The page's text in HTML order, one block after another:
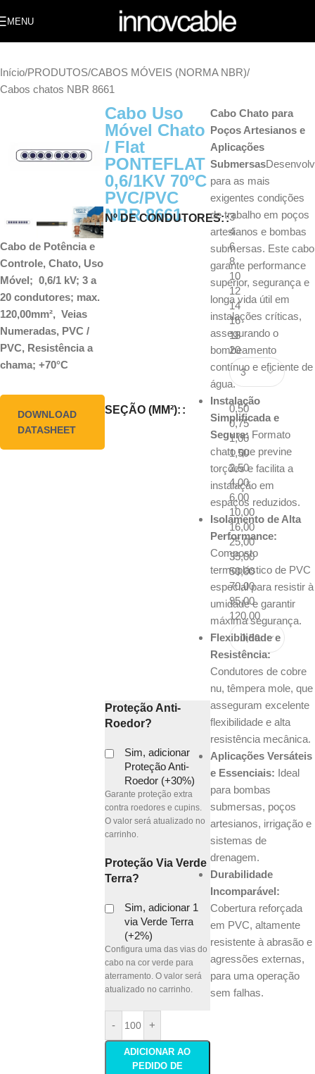
MENU
Início/PRODUTOS/CABOS MÓVEIS (NORMA NBR)/
Cabos chatos NBR 8661
Cabo de Potência e
Controle, Chato, Uso
Móvel; 0,6/1 kV; 3 a
20 condutores; max.
120,00mm², Veias
Numeradas, PVC /
PVC, Resistência a
chama; +70°C
DOWNLOAD
DATASHEET
Cabo Uso
Móvel Chato
/ Flat
PONTEFLAT
0,6/1KV 70ºC
PVC/PVC
NBR 8661
Nº DE CONDUTORES: 3
4
6
8
10
12
14
16
18
20
SEÇÃO (MM²):
0,50
0,75
1,00
1,50
2,50
4,00
6,00
10,00
16,00
25,00
35,00
50,00
70,00
95,00
120,00
Proteção Anti-
Roedor?
Sim, adicionar
Proteção Anti-
Roedor (+30%)
Garante proteção extra
contra roedores e cupins.
O valor será atualizado no
carrinho.
Proteção Via Verde
Terra?
Sim, adicionar 1
via Verde Terra
(+2%)
Configura uma das vias do
cabo na cor verde para
aterramento. O valor será
atualizado no carrinho.
- +
ADICIONAR AO
PEDIDO DE
Cabo Chato para
Poços Artesianos e
Aplicações
Submersas
para as mais
exigentes condições
de trabalho em poços
artesianos e bombas
submersas. Este cabo
garante performance
superior, segurança e
longa vida útil em
instalações críticas,
assegurando o
bombeamento
contínuo e eficiente de
água.
Instalação
Simplificada e
Segura:Formato
chato que previne
torções e facilita a
instalação em
espaços reduzidos.
Isolamento de Alta
Performance:
Composto
termoplástico de PVC
especial para resistir à
umidade e garantir
máxima segurança.
Flexibilidade e
Resistência:
Condutores de cobre
nu, têmpera mole, que
asseguram excelente
flexibilidade e alta
resistência mecânica.
Aplicações Versáteis
e Essenciais: Ideal
para bombas
submersas, poços
artesianos, irrigação e
sistemas de
drenagem.
Durabilidade
Incomparável:
Cobertura reforçada
em PVC, altamente
resistente à abrasão e
agressões externas,
para uma operação
sem falhas.